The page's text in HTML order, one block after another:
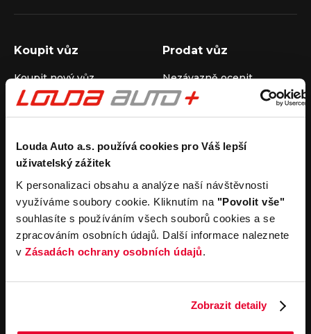
Louda Auto a.s. používá cookies pro Váš lepší
uživatelský zážitek
K personalizaci obsahu a analýze naší návštěvnosti
využíváme soubory cookie. Kliknutím na "Povolit vše"
souhlasíte s používáním všech souborů cookies a se
zpracováním osobních údajů. Další informace naleznete
v Zásadách ochrany osobních údajů.
Zobrazit detaily
Koupit vůz
Koupit nový vůz
Koupit ojetý vůz
Koupit užitkový vůz
Prodat vůz
Nezávazně ocenit
Průběh výkupu vozu
Pronájem
Carsharing
Autopůjčovna
Operativní leasing
Společnost
Louda Auto+ Poděbrady
Obytné vozy
Novinky
Kariéra
Servisní služby
Servis
Důležité odkazy
Cookies
Všeobecné obchodní
podmínky pro online